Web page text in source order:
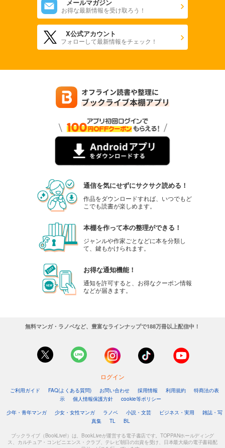
メールマガジン
お得な最新情報を受け取ろう！
X公式アカウント
フォローして最新情報をチェック！
通信を気にせずにサクサク読める！
作品をダウンロードすれば、いつでもど
こでも読書が楽しめます。
本棚を作って本の整理ができる！
ジャンルや作家ごとなどに本を分類し
て、鍵もかけられます。
お得な通知機能！
通知を許可すると、お得なクーポン情報
などが届きます。
無料マンガ・ラノベなど、豊富なラインナップで188万冊以上配信中！
ログイン
ご利用ガイド FAQ(よくある質問) お問い合わせ 採用情報 利用規約
特商法の表
示
個人情報保護方針
cookie等ポリシー
少年・青年マンガ
少女・女性マンガ ラノベ 小説・文芸 ビジネス・実用
雑誌・写
真集
TL BL
ブックライブ（BookLive!）は、BookLiveが運営する電子書店です。TOPPANホールディング
ス、カルチュア・コンビニエンス・クラブ、テレビ朝日の出資を受け、日本最大級の電子書籍配